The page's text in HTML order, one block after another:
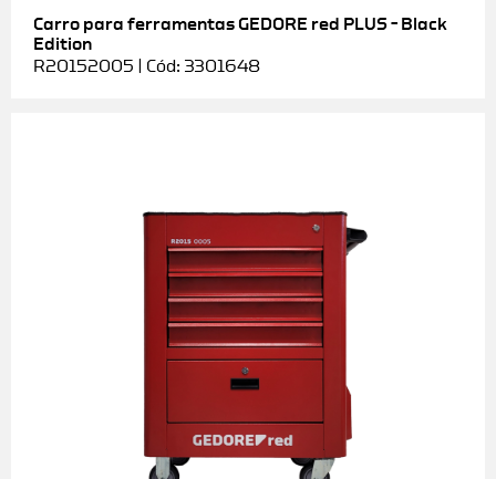
Carro para ferramentas GEDORE red PLUS – Black
Edition
R20152005 | Cód: 3301648